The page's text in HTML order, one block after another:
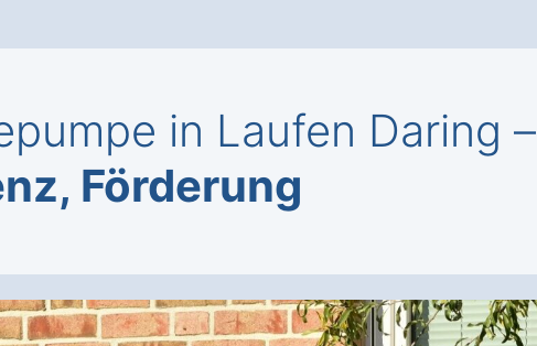
in Laufen Daring –
Förderung